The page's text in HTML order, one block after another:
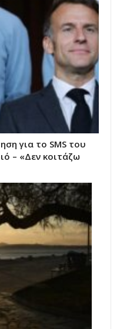
για το SMS του
– «Δεν κοιτάζω